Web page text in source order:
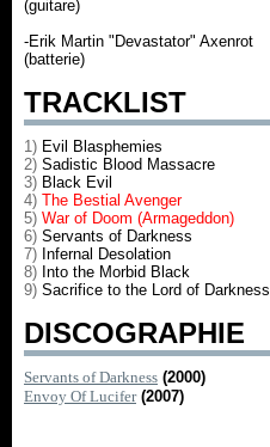
(guitare)
-Erik Martin "Devastator" Axenrot
(batterie)
TRACKLIST
1) Evil Blasphemies
2) Sadistic Blood Massacre
3) Black Evil
4) The Bestial Avenger
5) War of Doom (Armageddon)
6) Servants of Darkness
7) Infernal Desolation
8) Into the Morbid Black
9) Sacrifice to the Lord of Darkness
DISCOGRAPHIE
Servants of Darkness (2000)
Envoy Of Lucifer (2007)